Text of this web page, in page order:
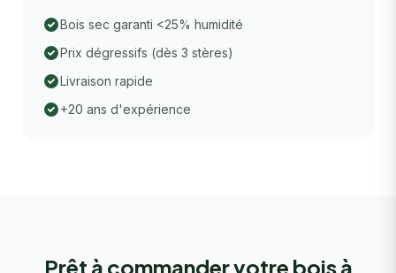
Bois sec garanti <25% humidité
Prix dégressifs (dès 3 stères)
Livraison rapide
+20 ans d'expérience
Prêt à commander votre bois à